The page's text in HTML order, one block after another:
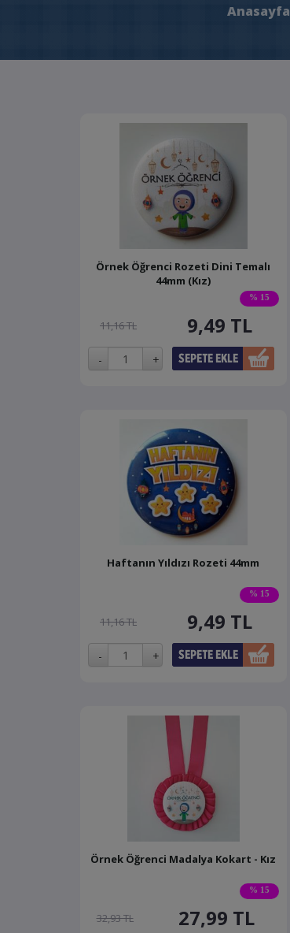
Anasayfa
% 15
Örnek Öğrenci Rozeti Dini Temalı
44mm (Kız)
11,16 TL 9,49 TL
% 15
Haftanın Yıldızı Rozeti 44mm
11,16 TL 9,49 TL
% 15
Örnek Öğrenci Madalya Kokart - Kız
32,93 TL 27,99 TL